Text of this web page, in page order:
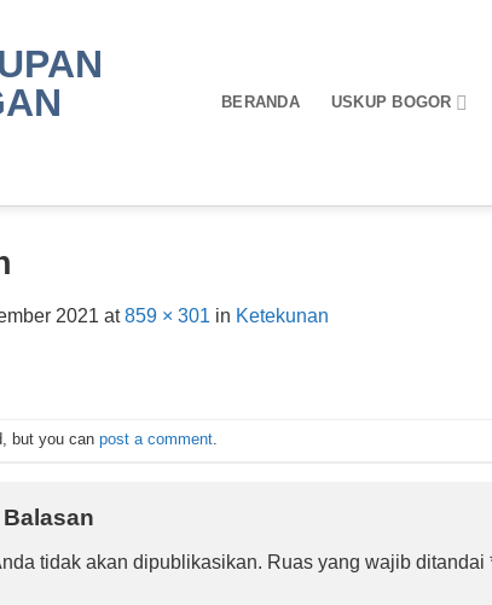
BERANDA USKUP BOGOR
2021 at859 × 301 in Ketekunan
but you can post a comment
tidak akan dipublikasikan. Ruas yang wajib ditandai